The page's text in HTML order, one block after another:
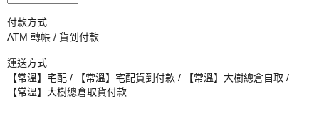
付款方式
ATM 轉帳 / 貨到付款
運送方式
【常溫】宅配 / 【常溫】宅配貨到付款 / 【常溫】大樹總倉自取 /
【常溫】大樹總倉取貨付款